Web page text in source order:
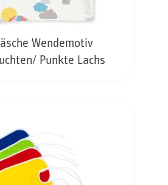
Wendemotiv
Punkte Lachs